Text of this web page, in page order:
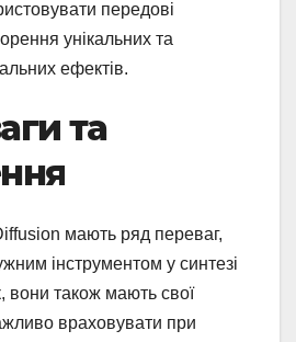
передові
унікальних та
ефектів.
та
мають ряд переваг,
інструментом у синтезі
вони також мають свої
враховувати при